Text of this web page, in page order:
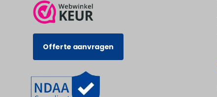
Offerte aanvragen